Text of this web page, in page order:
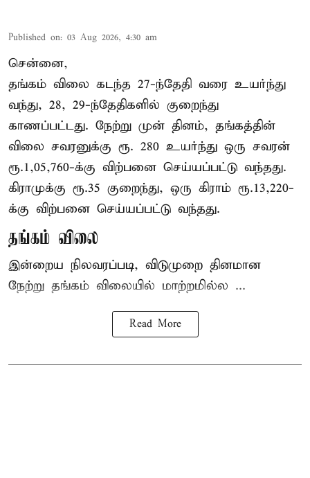
Published on: 03 Aug 2026, 4:30 am
சென்னை,
தங்கம் விலை கடந்த 27-ந்தேதி வரை உயர்ந்து
வந்து, 28, 29-ந்தேதிகளில் குறைந்து
காணப்பட்டது. நேற்று முன் தினம், தங்கத்தின்
விலை சவரனுக்கு ரூ. 280 உயர்ந்து ஒரு சவரன்
ரூ.1,05,760-க்கு விற்பனை செய்யப்பட்டு வந்தது.
கிராமுக்கு ரூ.35 குறைந்து, ஒரு கிராம் ரூ.13,220-
க்கு விற்பனை செய்யப்பட்டு வந்தது.
தங்கம் விலை
இன்றைய நிலவரப்படி, விடுமுறை தினமான
நேற்று தங்கம் விலையில் மாற்றமில்ல ...
Read More